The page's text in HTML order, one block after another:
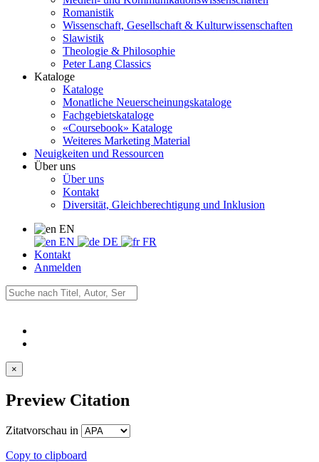
Romanistik
Wissenschaft, Gesellschaft & Kulturwissenschaften
Slawistik
Theologie & Philosophie
Peter Lang Classics
Kataloge
Kataloge
Monatliche Neuerscheinungskataloge
Fachgebietskataloge
«Coursebook» Kataloge
Weiteres Marketing Material
Neuigkeiten und Ressourcen
Über uns
Über uns
Kontakt
Diversität, Gleichberechtigung und Inklusion
EN
EN
DE
FR
Kontakt
Anmelden
×
Preview Citation
Zitatvorschau in
Copy to clipboard